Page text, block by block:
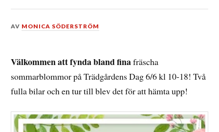
DEN
2018
AV MONICA SÖDERSTRÖM
Välkommen att fynda bland finafräscha
sommarblommor på Trädgårdens Dag 6/6 kl 10-18! Två
fulla bilar och en tur till blev det för att hämta upp!